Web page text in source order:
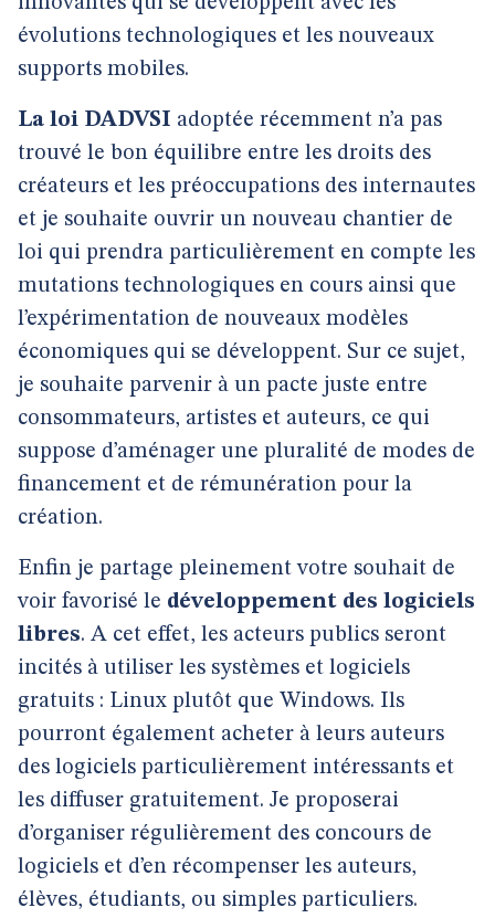
évolutions technologiques et les nouveaux
supports mobiles.
La loi DADVSI adoptée récemment n’a pas
trouvé le bon équilibre entre les droits des
créateurs et les préoccupations des internautes
et je souhaite ouvrir un nouveau chantier de
loi qui prendra particulièrement en compte les
mutations technologiques en cours ainsi que
l’expérimentation de nouveaux modèles
économiques qui se développent. Sur ce sujet,
je souhaite parvenir à un pacte juste entre
consommateurs, artistes et auteurs, ce qui
suppose d’aménager une pluralité de modes de
financement et de rémunération pour la
création.
Enfin je partage pleinement votre souhait de
voir favorisé le développement des logiciels
libres. A cet effet, les acteurs publics seront
incités à utiliser les systèmes et logiciels
gratuits : Linux plutôt que Windows. Ils
pourront également acheter à leurs auteurs
des logiciels particulièrement intéressants et
les diffuser gratuitement. Je proposerai
d’organiser régulièrement des concours de
logiciels et d’en récompenser les auteurs,
élèves, étudiants, ou simples particuliers.